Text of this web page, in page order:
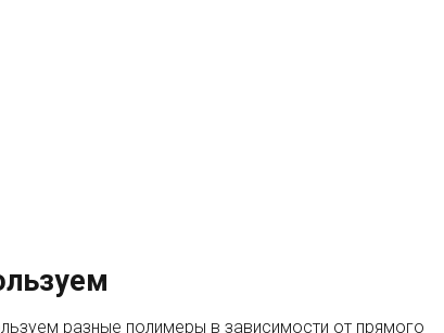
разные полимеры в зависимости от прямого